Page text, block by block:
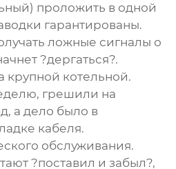
проложить в одной
гарантированы.
ложные сигналы о
?дергаться?.
крупной котельной.
грешили на
а дело было в
кабеля.
обслуживания.
?поставил и забыл?,